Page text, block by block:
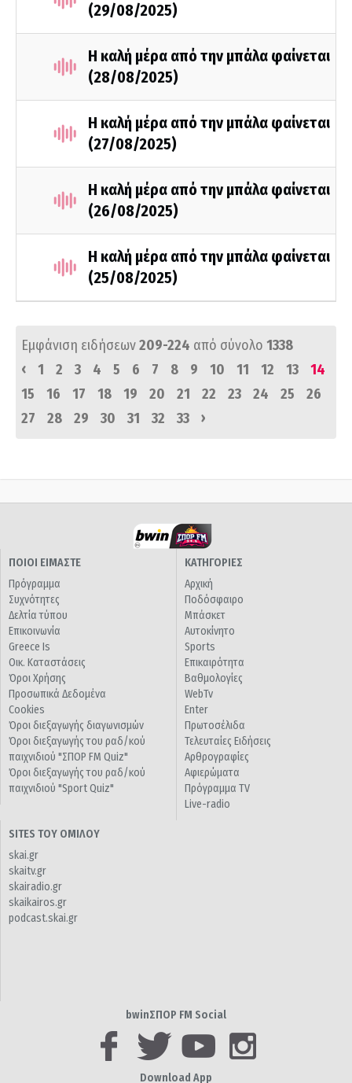
(29/08/2025)
Η καλή μέρα από την μπάλα φαίνεται
(28/08/2025)
Η καλή μέρα από την μπάλα φαίνεται
(27/08/2025)
Η καλή μέρα από την μπάλα φαίνεται
(26/08/2025)
Η καλή μέρα από την μπάλα φαίνεται
(25/08/2025)
Εμφάνιση ειδήσεων209-224 από σύνολο 1338
‹
1 2 3 4 5 6 7 8 9 10 11 12 13
14
15
16 17 18 19 20 21 22 23 24 25
26
27
28 29 30 31 32 33 ›
ΠΟΙΟΙ ΕΙΜΑΣΤΕ
Πρόγραμμα
Συχνότητες
Δελτία τύπου
Επικοινωνία
Greece Is
Οικ. Καταστάσεις
Όροι Χρήσης
Προσωπικά Δεδομένα
Cookies
Όροι διεξαγωγής διαγωνισμών
Όροι διεξαγωγής του ραδ/κού
παιχνιδιού "ΣΠΟΡ FM Quiz"
Όροι διεξαγωγής του ραδ/κού
παιχνιδιού "Sport Quiz"
ΚΑΤΗΓΟΡΙΕΣ
Αρχική
Ποδόσφαιρο
Μπάσκετ
Αυτοκίνητο
Sports
Επικαιρότητα
Βαθμολογίες
WebTv
Enter
Πρωτοσέλιδα
Τελευταίες Ειδήσεις
Αρθρογραφίες
Αφιερώματα
Πρόγραμμα TV
Live-radio
SITES ΤΟΥ ΟΜΙΛΟΥ
skai.gr
skaitv.gr
skairadio.gr
skaikairos.gr
podcast.skai.gr
bwinΣΠΟΡ FM Social
Download App